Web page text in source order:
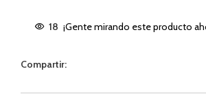
18 ¡Gente mirando este producto
Compartir: